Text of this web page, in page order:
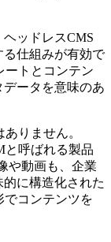
ッドレスCMS
仕組みが有効で
ートとコンテン
ータを意味のあ
りません。
と呼ばれる製品
や動画も、企業
に構造化された
コンテンツを